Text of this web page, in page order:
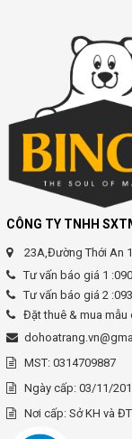
CÔNG TY TNHH
23A,Đường Thới An
Tư vấn báo giá 1
Tư vấn báo giá 2
Đặt thuê & mua mẫu
MST: 0314709887
Ngày cấp: 03/11/
Nơi cấp: Sở KH và